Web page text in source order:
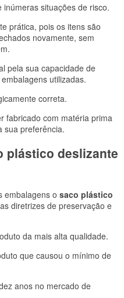
situações de risco.
prática, pois os itens são
novamente, sem
pela sua capacidade de
utilizadas.
correta.
fabricado com matéria prima
sua preferência.
plástico deslizante
embalagens o saco plástico
diretrizes de preservação e
da mais alta qualidade.
que causou o mínimo de
z anos no mercado de